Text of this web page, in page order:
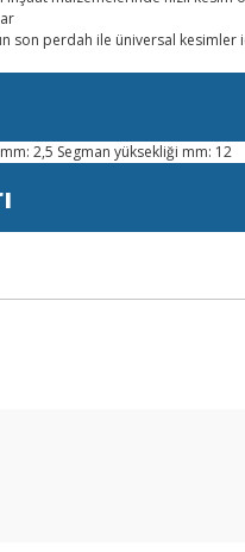
son perdah ile üniversal
2,5 Segman yüksekliği mm: 12